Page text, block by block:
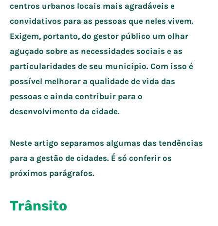
centros urbanos locais mais agradáveis e
convidativos para as pessoas que neles vivem.
Exigem, portanto, do gestor público um olhar
aguçado sobre as necessidades sociais e as
particularidades de seu município. Com isso é
possível melhorar a qualidade de vida das
pessoas e ainda contribuir para o
desenvolvimento da cidade.
Neste artigo separamos algumas das tendências
para a gestão de cidades. É só conferir os
próximos parágrafos.
Trânsito